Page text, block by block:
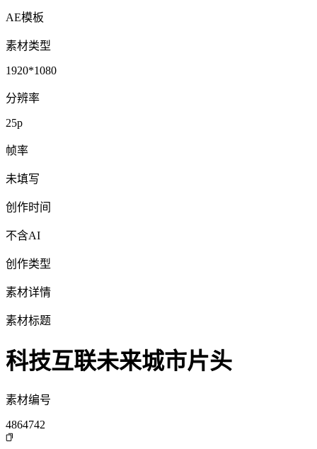
AE模板
素材类型
1920*1080
分辨率
25p
帧率
未填写
创作时间
不含AI
创作类型
素材详情
素材标题
科技互联未来城市片头
素材编号
4864742